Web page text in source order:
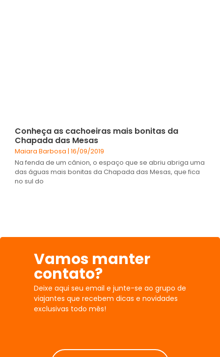
Conheça as cachoeiras mais bonitas da
Chapada das Mesas
Maiara Barbosa 16/09/2019
Na fenda de um cânion, o espaço que se abriu abriga uma
das águas mais bonitas da Chapada das Mesas, que fica
no sul do
Vamos manter
contato?
Deixe aqui seu email e junte-se ao grupo de
viajantes que recebem dicas e novidades
exclusivas todo mês!
NOME